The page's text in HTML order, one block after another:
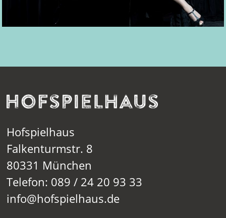
Hofspielhaus
Falkenturmstr. 8
80331 München
Telefon: 089 / 24 20 93 33
info@hofspielhaus.de